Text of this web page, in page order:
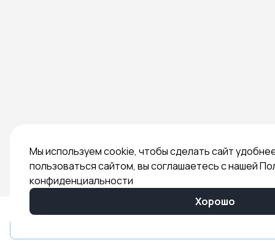
Мы используем cookie, чтобы сделать сайт
пользоваться сайтом, вы соглашаетесь с нашей
конфиденциальности
Хорошо